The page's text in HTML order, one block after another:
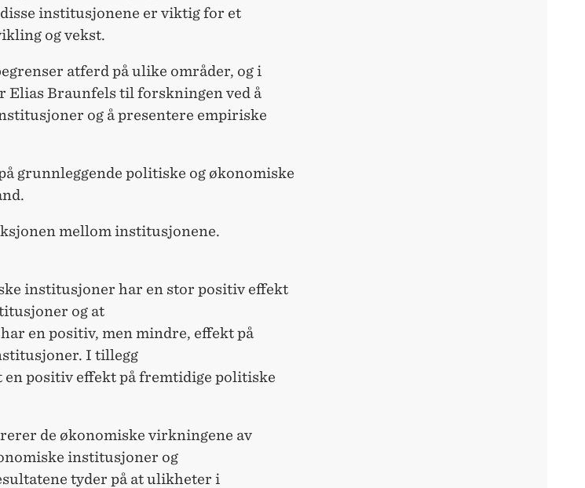
institusjonene er viktig for et
og vekst.
atferd på ulike områder, og i
Elias Braunfels til forskningen ved å
og å presentere empiriske
grunnleggende politiske og økonomiske
mellom institusjonene.
institusjoner har en stor positiv effekt
og at
en positiv, men mindre, effekt på
I tillegg
positiv effekt på fremtidige politiske
de økonomiske virkningene av
institusjoner og
tyder på at ulikheter i